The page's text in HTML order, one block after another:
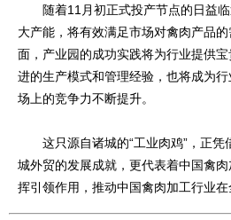
随着11月初正式投产节点的日益临
大产能，将有效满足市场对禽肉产品
面，产业园的成功实践将为行业提供
进的生产模式和管理经验，也将成为
场上的竞争力不断提升。
这只源自诸城的“工业肉鸡”，正凭
城外贸的发展成就，更代表着中国禽
挥引领作用，推动中国禽肉加工行业